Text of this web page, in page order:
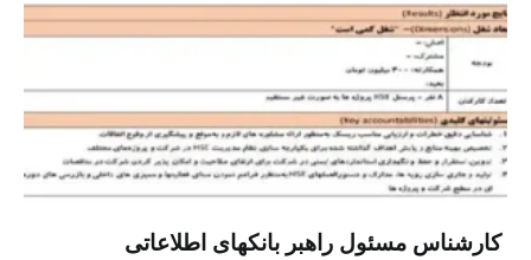
‏ کارشناس مسئول راهبر بانکهای اطلاعاتی